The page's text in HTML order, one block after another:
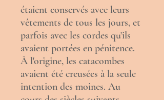
étaient conservés avec leurs
vêtements de tous les jours, et
parfois avec les cordes qu'ils
avaient portées en pénitence.
À l'origine, les catacombes
avaient été creusées à la seule
intention des moines. Au